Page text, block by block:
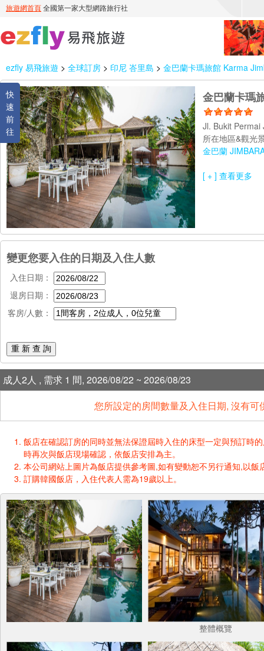
ezfly 易飛旅遊 > 全球訂房 > 印尼 峇里島 > 金巴蘭卡瑪旅館 Karma
快
速
前
往
金巴蘭卡瑪
Jl. Bukit
所在地區&觀光
金巴蘭
[ + ] 查看更多
變更您要入住的日期及入住人數
入住日期：
退房日期：
客房/人數：
重 新 查 詢
成人2人 , 需求 1 間, 2026/08/22 ~ 2026/08/23
您所設定的房間數量及入住日期, 沒有
飯店在確認訂房的同時並無法保證屆時入住的床型一定與預訂時
時再次與飯店現場確認，依飯店安排為主。
本公司網站上圖片為飯店提供參考圖,如有變動恕不另行通知,以飯
訂購韓國飯店，入住代表人需為19歲以上。
整體概覽